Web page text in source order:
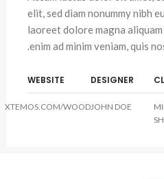
elit, sed diam nonummy nibh
laoreet dolore magna
enim ad minim veniam, quis
DESIGNER
JOHN DOE
WEBSITE
XTEMOS.COM/WOOD